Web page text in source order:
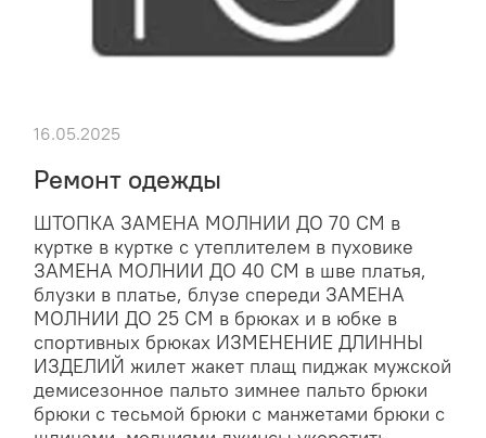
Ремонт одежды
ШТОПКА ЗАМЕНА МОЛНИИ ДО 70 СМ в
куртке в куртке с утеплителем в пуховике
ЗАМЕНА МОЛНИИ ДО 40 СМ в шве платья,
блузки в платье, блузе спереди ЗАМЕНА
МОЛНИИ ДО 25 СМ в брюках и в юбке в
спортивных брюках ИЗМЕНЕНИЕ ДЛИННЫ
ИЗДЕЛИЙ жилет жакет плащ пиджак мужской
демисезонное пальто зимнее пальто брюки
брюки с тесьмой брюки с манжетами брюки с
16.05.2025